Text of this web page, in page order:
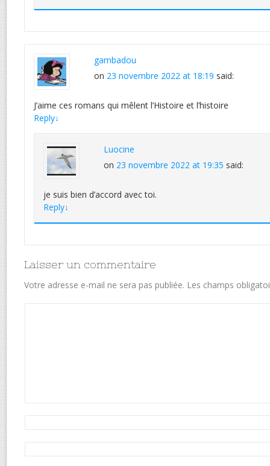
gambadou
on 23 novembre 2022 at 18:19 said:
J’aime ces romans qui mêlent l’Histoire et l’histoire
Reply↓
Luocine
on 23 novembre 2022 at 19:35 said:
je suis bien d’accord avec toi.
Reply↓
Laisser un commentaire
Votre adresse e-mail ne sera pas publiée. Les champs